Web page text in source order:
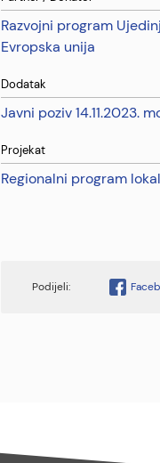
Razvojni program
Evropska unija
Dodatak
Javni poziv 14.11.2023.
Projekat
Regionalni program